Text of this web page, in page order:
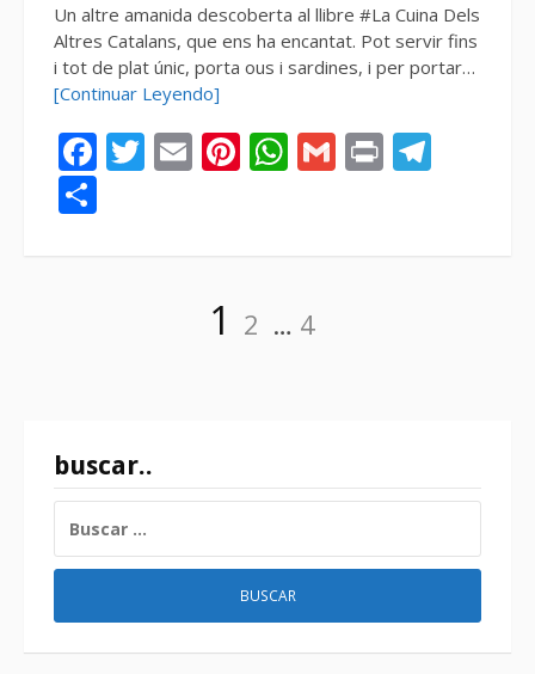
Un altre amanida descoberta al llibre #La Cuina Dels
Altres Catalans, que ens ha encantat. Pot servir fins
i tot de plat únic, porta ous i sardines, i per portar…
[Continuar Leyendo]
Facebook
Twitter
EmailPinterest
WhatsApp
Gmail
Print
Página
1 Página
2 … Página
4
buscar..